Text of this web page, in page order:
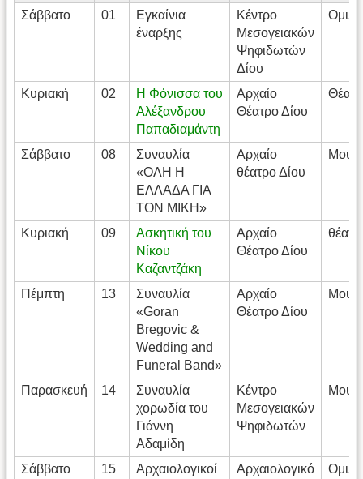
Σάββατο 01
Εγκαίνια
έναρξης
Κέντρο
Μεσογειακών
Ψηφιδωτών
Δίου
Κυριακή 02
Η Φόνισσα του
Αλέξανδρου
Παπαδιαμάντη
Αρχαίο
Θέατρο Δίου
Σάββατο 08
Συναυλία
«ΟΛΗ Η
ΕΛΛΑΔΑ ΓΙΑ
ΤΟΝ ΜΙΚΗ»
Αρχαίο
θέατρο Δίου
Κυριακή 09
Ασκητική του
Νίκου
Καζαντζάκη
Αρχαίο
Θέατρο Δίου
Πέμπτη 13
Συναυλία
«Goran
Bregovic &
Wedding and
Funeral Band»
Αρχαίο
Θέατρο Δίου
Παρασκευή 14
Συναυλία
χορωδία του
Γιάννη
Αδαμίδη
Κέντρο
Μεσογειακών
Ψηφιδωτών
Σάββατο 15
Αρχαιολογικοί
Αρχαιολογικό